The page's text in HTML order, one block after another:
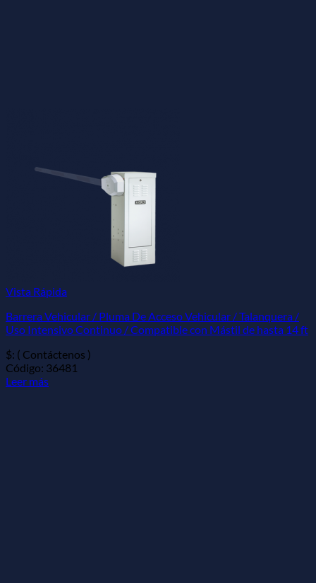
Vista Rápida
Barrera Vehicular / Pluma De Acceso Vehicular / Talanquera /
Uso Intensivo Continuo / Compatible con Mástil de hasta 14 ft
$: ( Contáctenos )
Código: 36481
Leer más